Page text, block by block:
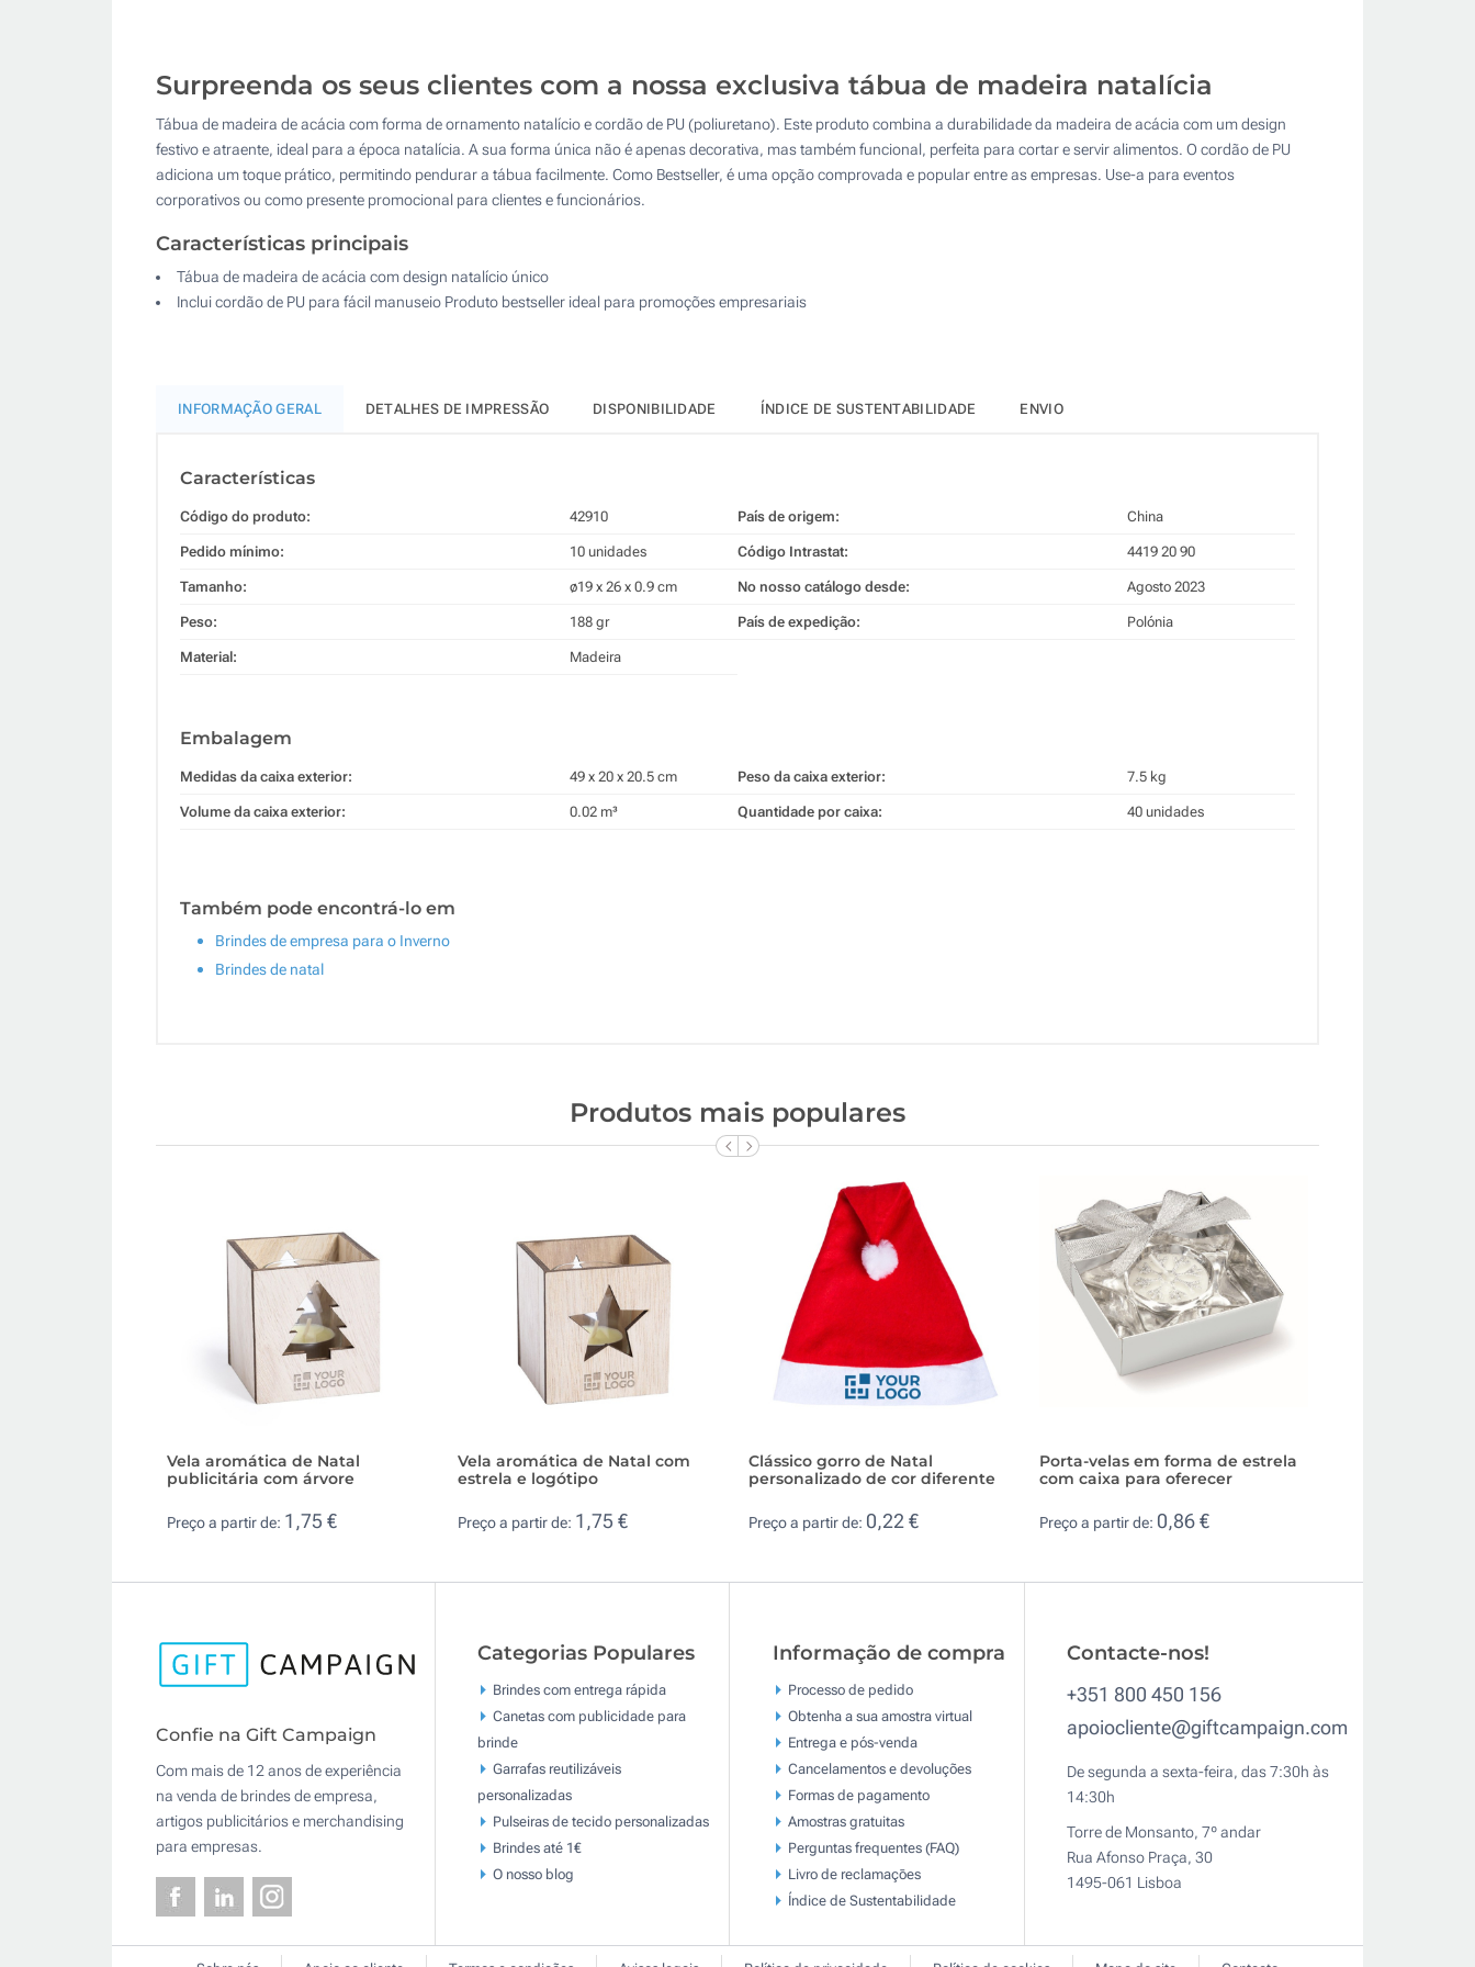
100
200
Outra : Atualizar
Surpreenda os seus clientes com a nossa exclusiva tábua de madeira natalícia
Tábua de madeira de acácia com forma de ornamento natalício e cordão de PU (poliuretano). Este produto combina a durabilidade da madeira de acácia com um design
festivo e atraente, ideal para a época natalícia. A sua forma única não é apenas decorativa, mas também funcional, perfeita para cortar e servir alimentos. O cordão de PU
adiciona um toque prático, permitindo pendurar a tábua facilmente. Como Bestseller, é uma opção comprovada e popular entre as empresas. Use-a para eventos
corporativos ou como presente promocional para clientes e funcionários.
Características principais
Tábua de madeira de acácia com design natalício único
Inclui cordão de PU para fácil manuseio Produto bestseller ideal para promoções empresariais
INFORMAÇÃO GERAL DETALHES DE IMPRESSÃO DISPONIBILIDADE ÍNDICE DE SUSTENTABILIDADE ENVIO
Características
Código do produto: 42910
Pedido mínimo: 10 unidades
Tamanho: ø19 x 26 x 0.9 cm
Peso: 188 gr
Material: Madeira
País de origem: China
Código Intrastat: 4419 20 90
No nosso catálogo desde: Agosto 2023
País de expedição: Polónia
Embalagem
Medidas da caixa exterior: 49 x 20 x 20.5 cm
Volume da caixa exterior: 0.02 m³
Peso da caixa exterior: 7.5 kg
Quantidade por caixa: 40 unidades
Também pode encontrá-lo em
Brindes de empresa para o Inverno
Brindes de natal
Produtos mais populares
Vela aromática de Natal
publicitária com árvore
Preço a partir de: 1,75 €
Vela aromática de Natal com
estrela e logótipo
Preço a partir de: 1,75 €
Clássico gorro de Natal
personalizado de cor diferente
Preço a partir de: 0,22 €
Porta-velas em forma de estrela
com caixa para oferecer
Preço a partir de: 0,86 €
Confie na Gift Campaign
Com mais de 12 anos de experiência
na venda de brindes de empresa,
artigos publicitários e merchandising
para empresas.
Categorias Populares
Brindes com entrega rápida
Canetas com publicidade para
brinde
Garrafas reutilizáveis
personalizadas
Pulseiras de tecido personalizadas
Brindes até 1€
O nosso blog
Informação de compra
Processo de pedido
Obtenha a sua amostra virtual
Entrega e pós-venda
Cancelamentos e devoluções
Formas de pagamento
Amostras gratuitas
Perguntas frequentes (FAQ)
Livro de reclamaçōes
Índice de Sustentabilidade
Contacte-nos!
+351 800 450 156
apoiocliente@giftcampaign.com
De segunda a sexta-feira, das 7:30h às
14:30h
Torre de Monsanto, 7º andar
Rua Afonso Praça, 30
1495-061 Lisboa